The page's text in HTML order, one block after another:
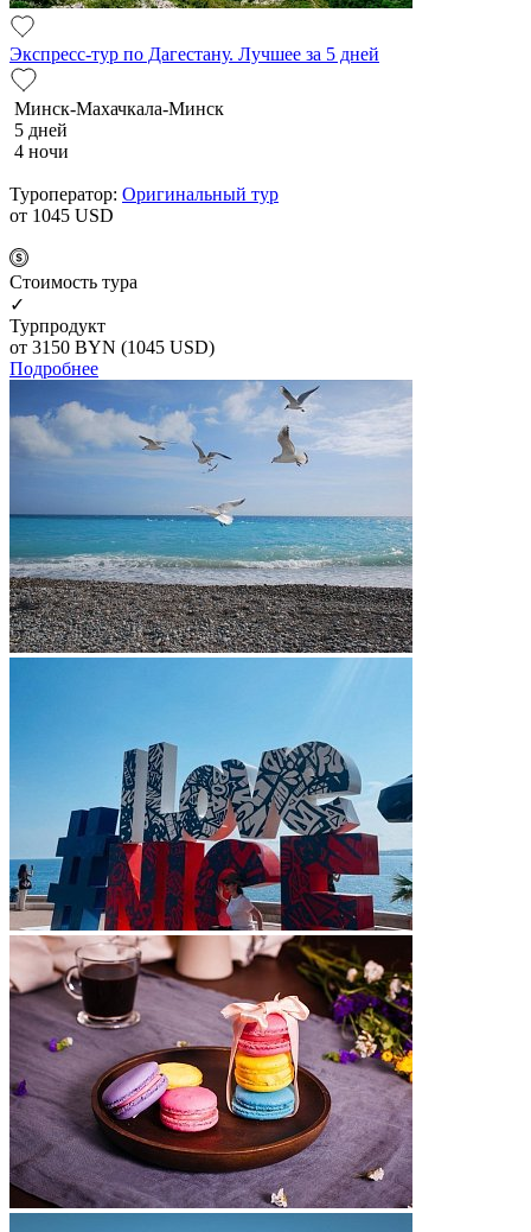
Экспресс-тур по Дагестану. Лучшее за 5 дней
Минск-Махачкала-Минск
5 дней
4 ночи
Туроператор: Оригинальный тур
от 1045 USD
Cтоимость тура
✓
Турпродукт
от 3150 BYN (1045 USD)
Подробнее